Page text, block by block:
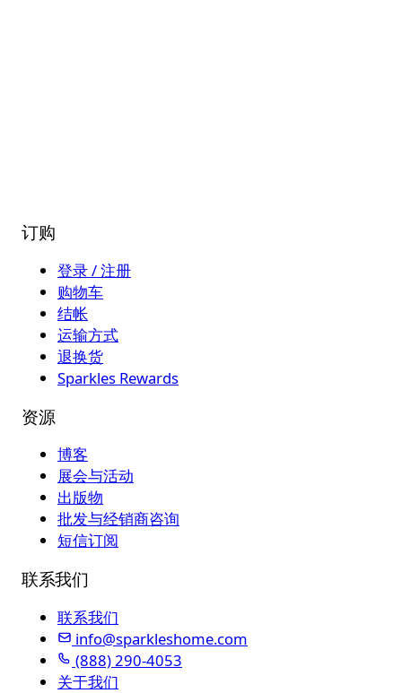
订购
登录 / 注册
购物车
结帐
运输方式
退换货
Sparkles Rewards
资源
博客
展会与活动
出版物
批发与经销商咨询
短信订阅
联系我们
联系我们
info@sparkleshome.com
(888) 290-4053
关于我们